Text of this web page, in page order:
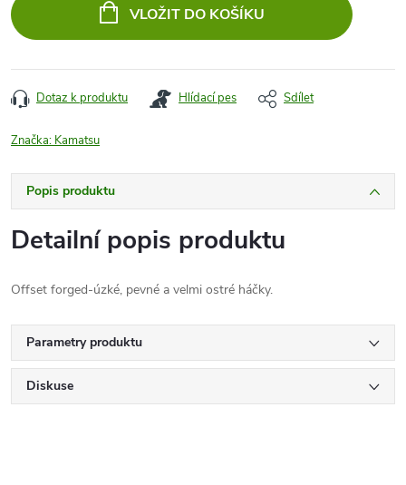
VLOŽIT DO KOŠÍKU
Dotaz k produktu Hlídací pes Sdílet
Značka: Kamatsu
Popis produktu
Detailní popis produktu
Offset forged-úzké, pevné a velmi ostré háčky.
Parametry produktu
Diskuse